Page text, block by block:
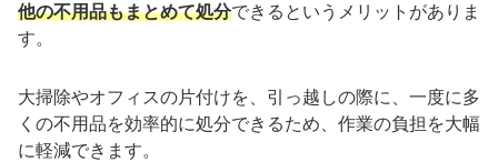
他の不用品もまとめて処分できるというメリットがありま
す。
大掃除やオフィスの片付けを、引っ越しの際に、一度に多
くの不用品を効率的に処分できるため、作業の負担を大幅
に軽減できます。